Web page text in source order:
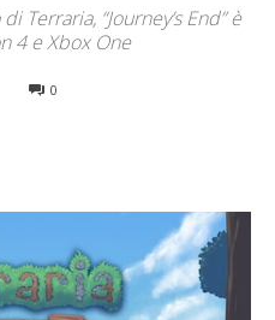
Terraria, “Journey’s End” è
4 e Xbox One
0